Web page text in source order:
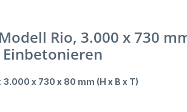
Rio, 3.000 x 730
3.000 x 730 x 80 mm (H x B x T)